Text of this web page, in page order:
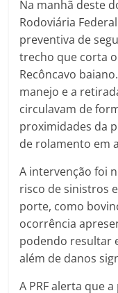
Na manhã deste
Rodoviária
preventiva de
trecho que corta
Recôncavo
manejo e a
circulavam de
proximidades da
de rolamento em
A intervenção foi
risco de sinistros
porte, como
ocorrência
podendo resultar
além de danos
A PRF alerta que